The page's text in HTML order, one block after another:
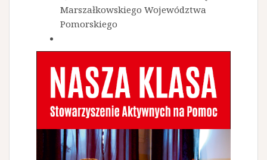
Marszałkowskiego Województwa
Pomorskiego